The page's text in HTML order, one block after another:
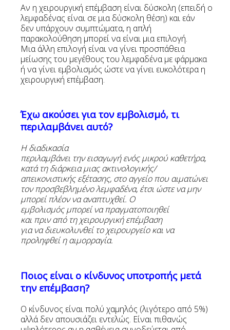
Αν η χειρουργική επέμβαση είναι δύσκολη (επειδή ο
λεμφαδένας είναι σε μια δύσκολη θέση) και εάν
δεν υπάρχουν συμπτώματα, η απλή
παρακολούθηση μπορεί να είναι μια επιλογή.
Μια άλλη επιλογή είναι να γίνει προσπάθεια
μείωσης του μεγέθους του λεμφαδένα με φάρμακα
ή να γίνει εμβολισμός ώστε να γίνει ευκολότερα η
χειρουργική επέμβαση.
Έχω ακούσει για τον εμβολισμό, τι
περιλαμβάνει αυτό?
Η διαδικασία
περιλαμβάνει την εισαγωγή ενός μικρού καθετήρα,
κατά τη διάρκεια μιας ακτινολογικής/
απεικονιστικής εξέτασης, στο αγγείο που αιματώνει
τον προσβεβλημένο λεμφαδένα, έτσι ώστε να μην
μπορεί πλέον να αναπτυχθεί. Ο
εμβολισμός μπορεί να πραγματοποιηθεί
και πριν από τη χειρουργική επέμβαση
για να διευκολυνθεί το χειρουργείο και να
προληφθεί η αιμορραγία.
Ποιος είναι ο κίνδυνος υποτροπής μετά
την επέμβαση?
Ο κίνδυνος είναι πολύ χαμηλός (λιγότερο από 5%)
αλλά δεν απουσιάζει εντελώς. Είναι πιθανώς